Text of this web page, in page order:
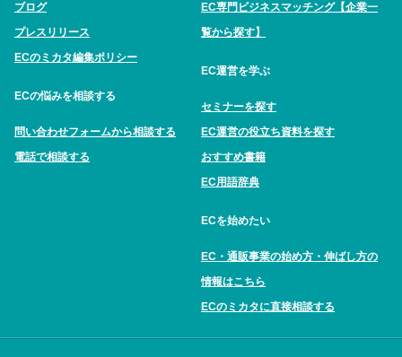
ブログ
プレスリリース
ECのミカタ編集ポリシー
ECの悩みを相談する
問い合わせフォームから相談する
電話で相談する
EC専門ビジネスマッチング【企業一
覧から探す】
EC運営を学ぶ
セミナーを探す
EC運営の役立ち資料を探す
おすすめ書籍
EC用語辞典
ECを始めたい
EC・通販事業の始め方・伸ばし方の
情報はこちら
ECのミカタに直接相談する